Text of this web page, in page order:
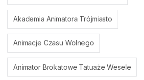
Akademia Animatora Trójmiasto
Animacje Czasu Wolnego
Animator Brokatowe Tatuaże Wesele